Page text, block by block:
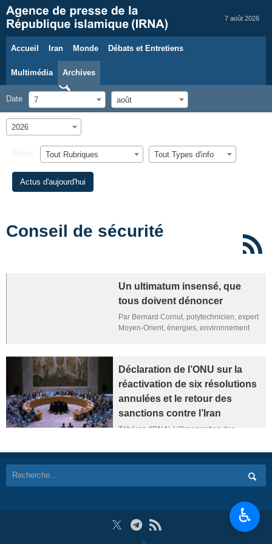
7 août 2026
Accueil Iran Monde Débats et Entretiens
Multimédia Archives
Date 7 août
2026
Tout Rubriques Tout Types d'info
Actus d'aujourd'hui
Conseil de sécurité
Un ultimatum insensé, que
tous doivent dénoncer
Par Bernard Cornut, polytechnicien, expert
Moyen-Orient, énergies, environnement
Déclaration de l’ONU sur la
réactivation de six résolutions
annulées et le retour des
sanctions contre l’Iran
Téhéran (IRNA)-L’Organisation des
illégale des États-Unis et des pays
processus de négociation et de diplomatie
la réactivation des résolutions du Conseil
de sécurité contre l’Iran dans le cadre du
mécanisme de snapback (retour
automatique des sanctions).
♿︎